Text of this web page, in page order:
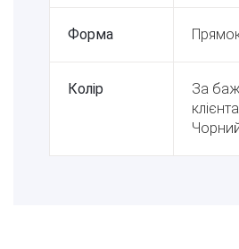
Форма
Колір
За